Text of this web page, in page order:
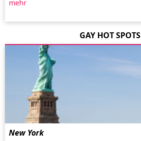
mehr
GAY HOT SPOTS
New York